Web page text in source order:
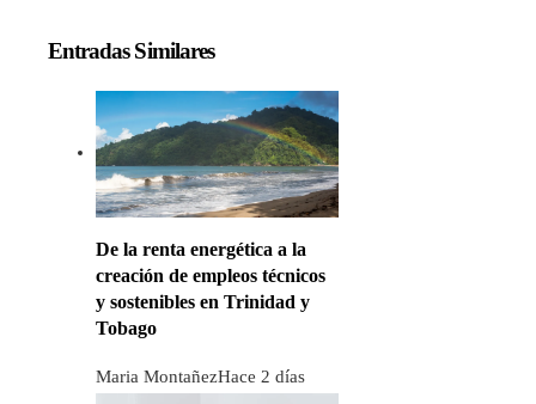
Entradas Similares
De la renta energética a la
creación de empleos técnicos
y sostenibles en Trinidad y
Tobago
Maria MontañezHace 2 días